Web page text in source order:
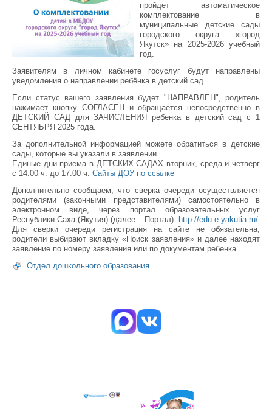
пройдет автоматическое
комплектование в
муниципальные детские сады
городского округа «город
Якутск» на 2025-2026 учебный
год.
Заявителям в личном кабинете госуслуг будут направлены
уведомления о направлении ребёнка в детский сад.
Если статус вашего заявления будет "НАПРАВЛЕН", родитель
нажимает кнопку СОГЛАСЕН и обращается непосредственно в
ДЕТСКИЙ САД для ЗАЧИСЛЕНИЯ ребенка в детский сад с 1
СЕНТЯБРЯ 2025 года.
За дополнительной информацией можете обратиться в детские
сады, которые вы указали в заявлении
Единые дни приема в ДЕТСКИХ САДАХ вторник, среда и четверг
с 14:00 ч. до 17:00 ч. Сайты ДОУ по ссылке
Дополнительно сообщаем, что сверка очереди осуществляется
родителями (законными представителями) самостоятельно в
электронном виде, через портал образовательных услуг
Республики Саха (Якутия) (далее – Портал): http://edu.e-yakutia.ru/
Для сверки очереди регистрация на сайте не обязательна,
родители выбирают вкладку «Поиск заявления» и далее находят
заявление по номеру заявления или по документам ребенка.
Отдел дошкольного образования